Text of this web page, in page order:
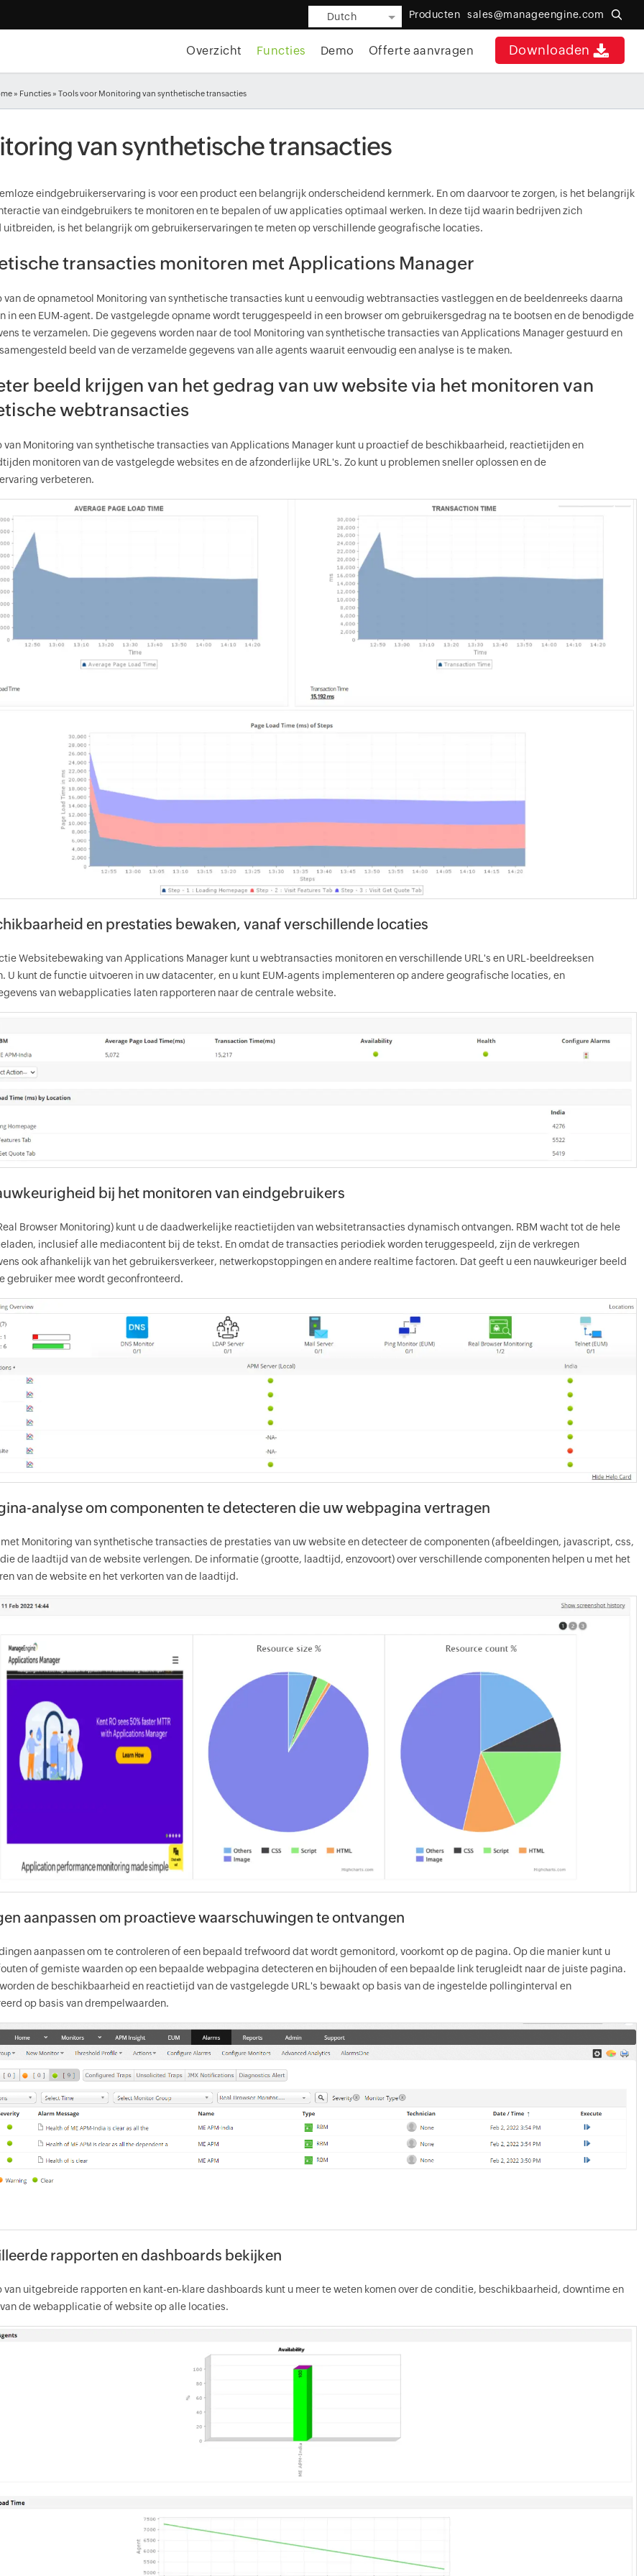
Dutch Producten sales@manageengine.com
Downloaden
Overzicht Functies Demo Offerte aanvragen
» Functies » Tools voor Monitoring van synthetische transacties
van synthetische transacties
eindgebruikerservaring is voor een product een belangrijk onderscheidend kernmerk. En om daarvoor te zorgen, is het belangrijk
van eindgebruikers te monitoren en te bepalen of uw applicaties optimaal werken. In deze tijd waarin bedrijven zich
is het belangrijk om gebruikerservaringen te meten op verschillende geografische locaties.
transacties monitoren met Applications Manager
van de opnametool Monitoring van synthetische transacties kunt u eenvoudig webtransacties vastleggen en de beeldenreeks daarna
in een EUM-agent. De vastgelegde opname wordt teruggespeeld in een browser om gebruikersgedrag na te bootsen en de benodigde
te verzamelen. Die gegevens worden naar de tool Monitoring van synthetische transacties van Applications Manager gestuurd en
beeld van de verzamelde gegevens van alle agents waaruit eenvoudig een analyse is te maken.
beeld krijgen van het gedrag van uw website via het monitoren van
webtransacties
van Monitoring van synthetische transacties van Applications Manager kunt u proactief de beschikbaarheid, reactietijden en
monitoren van de vastgelegde websites en de afzonderlijke URL's. Zo kunt u problemen sneller oplossen en de
verbeteren.
en prestaties bewaken, vanaf verschillende locaties
Websitebewaking van Applications Manager kunt u webtransacties monitoren en verschillende URL's en URL-beeldreeksen
U kunt de functie uitvoeren in uw datacenter, en u kunt EUM-agents implementeren op andere geografische locaties, en
van webapplicaties laten rapporteren naar de centrale website.
bij het monitoren van eindgebruikers
Browser Monitoring) kunt u de daadwerkelijke reactietijden van websitetransacties dynamisch ontvangen. RBM wacht tot de hele
inclusief alle mediacontent bij de tekst. En omdat de transacties periodiek worden teruggespeeld, zijn de verkregen
ook afhankelijk van het gebruikersverkeer, netwerkopstoppingen en andere realtime factoren. Dat geeft u een nauwkeuriger beeld
gebruiker mee wordt geconfronteerd.
analyse om componenten te detecteren die uw webpagina vertragen
Monitoring van synthetische transacties de prestaties van uw website en detecteer de componenten (afbeeldingen, javascript, css,
de laadtijd van de website verlengen. De informatie (grootte, laadtijd, enzovoort) over verschillende componenten helpen u met het
van de website en het verkorten van de laadtijd.
aanpassen om proactieve waarschuwingen te ontvangen
aanpassen om te controleren of een bepaald trefwoord dat wordt gemonitord, voorkomt op de pagina. Op die manier kunt u
of gemiste waarden op een bepaalde webpagina detecteren en bijhouden of een bepaalde link terugleidt naar de juiste pagina.
de beschikbaarheid en reactietijd van de vastgelegde URL's bewaakt op basis van de ingestelde pollinginterval en
op basis van drempelwaarden.
rapporten en dashboards bekijken
van uitgebreide rapporten en kant-en-klare dashboards kunt u meer te weten komen over de conditie, beschikbaarheid, downtime en
de webapplicatie of website op alle locaties.